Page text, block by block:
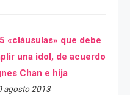
«cláusulas» que debe
una idol, de acuerdo
Chan e hija
agosto 2013